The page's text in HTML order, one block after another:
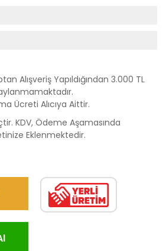
Alışveriş Yapıldığından 3.000 TL
Ücreti Alıcıya Aittir.
KDV, Ödeme Aşamasında
Eklenmektedir.